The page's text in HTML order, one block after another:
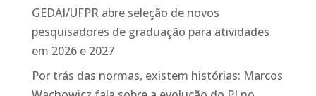
GEDAI/UFPR abre seleção de novos
pesquisadores de graduação para atividades
em 2026 e 2027
Por trás das normas, existem histórias: Marcos